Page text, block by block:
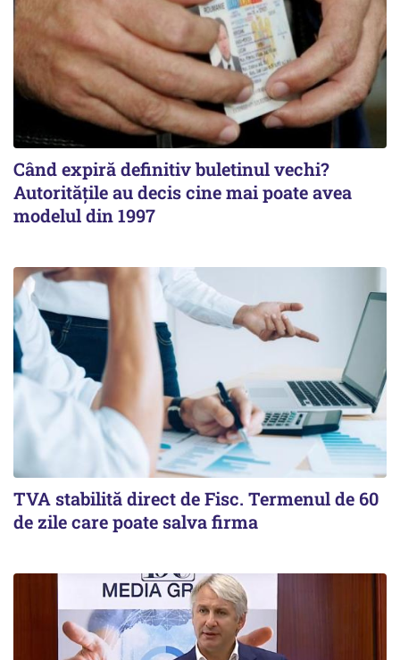
Când expiră definitiv buletinul vechi?
Autoritățile au decis cine mai poate avea
modelul din 1997
TVA stabilită direct de Fisc. Termenul de 60
de zile care poate salva firma